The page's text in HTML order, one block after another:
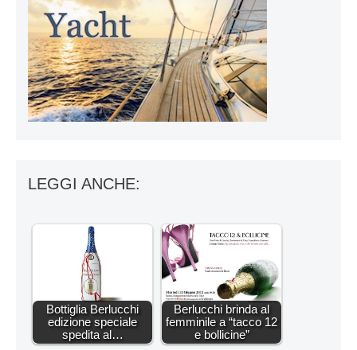
LEGGI ANCHE:
Bottiglia Berlucchi
edizione speciale
spedita al…
Berlucchi brinda al
femminile a “tacco 12
e bollicine”